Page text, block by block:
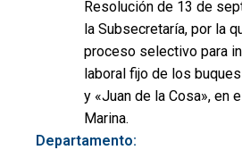
Resolución de 13 de
la Subsecretaría, por la
proceso selectivo para
laboral fijo de los
y «Juan de la Cosa», en
Marina.
Departamento: